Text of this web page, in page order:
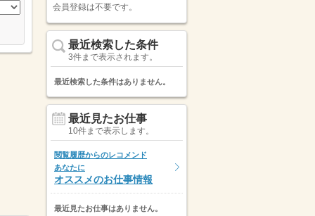
会員登録は不要です。
最近検索した条件
3件まで表示されます。
最近検索した条件はありません。
最近見たお仕事
10件まで表示します。
閲覧履歴からのレコメンド
あなたに
オススメのお仕事情報
最近見たお仕事はありません。